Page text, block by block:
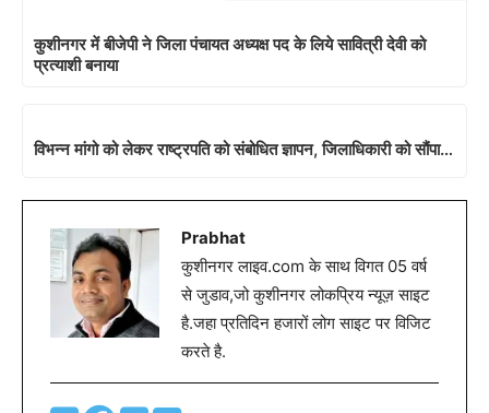
कुशीनगर में बीजेपी ने जिला पंचायत अध्यक्ष पद के लिये सावित्री देवी को
प्रत्याशी बनाया
विभन्न मांगो को लेकर राष्ट्रपति को संबोधित ज्ञापन, जिलाधिकारी को सौंपा…
Prabhat
कुशीनगर लाइव.com के साथ विगत 05 वर्ष
से जुडाव,जो कुशीनगर लोकप्रिय न्यूज़ साइट
है.जहा प्रतिदिन हजारों लोग साइट पर विजिट
करते है.